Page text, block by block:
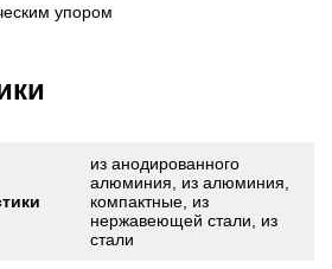
упором
из анодированного
алюминия, из алюминия,
компактные, из
нержавеющей стали, из
стали